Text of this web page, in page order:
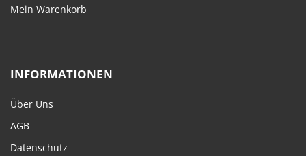
Mein Warenkorb
INFORMATIONEN
Über Uns
AGB
Datenschutz